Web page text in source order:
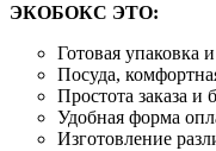
ЭКОБОКС ЭТО:
Готовая упаковка
Посуда,
Простота заказа и
Удобная форма
Изготовление